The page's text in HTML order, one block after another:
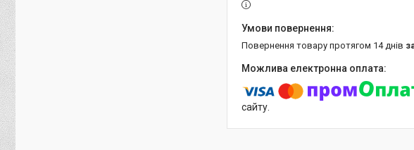
повернення товару протягом 14 днів
сайту.